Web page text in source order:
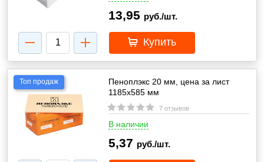
13,95 руб./шт.
Купить
Топ продаж
Пеноплэкс 20 мм, цена за лист
1185х585 мм
7 отзывов
В наличии
5,37 руб./шт.